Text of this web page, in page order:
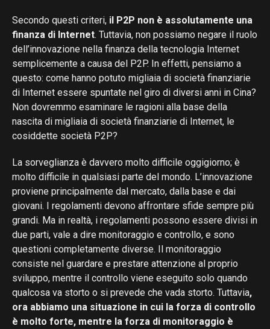
Secondo questi criteri, il P2P non è assolutamente una
finanza di Internet. Tuttavia, non possiamo negare il ruolo
dell’innovazione nella finanza della tecnologia Internet
semplicemente a causa del P2P. In effetti, pensiamo a
questo: come hanno potuto migliaia di società finanziarie
di Internet essere spuntate nel giro di diversi anni in Cina?
Non dovremmo esaminare le ragioni alla base della
nascita di migliaia di società finanziarie di Internet, le
cosiddette società P2P?
La sorveglianza è davvero molto difficile oggigiorno; è
molto difficile in qualsiasi parte del mondo. L’innovazione
proviene principalmente dal mercato, dalla base e dai
giovani. I regolamenti devono affrontare sfide sempre più
grandi. Ma in realtà, i regolamenti possono essere divisi in
due parti, vale a dire monitoraggio e controllo, e sono
questioni completamente diverse. Il monitoraggio
consiste nel guardare e prestare attenzione al proprio
sviluppo, mentre il controllo viene eseguito solo quando
qualcosa va storto o si prevede che vada storto. Tuttavia,
ora abbiamo una situazione in cui la forza di controllo
è molto forte, mentre la forza di monitoraggio è